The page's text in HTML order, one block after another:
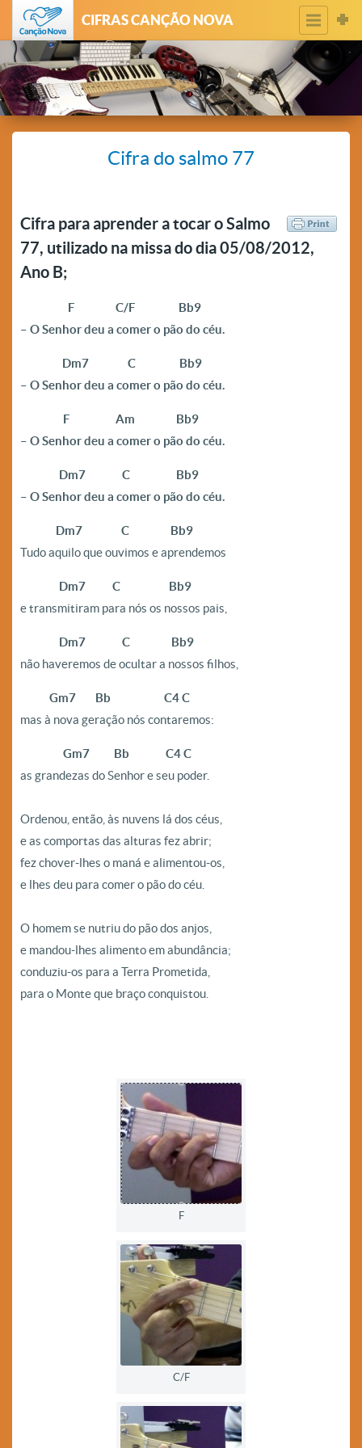
CIFRAS CANÇÃO NOVA
Cifra do salmo 77
Cifra para aprender a tocar o Salmo
77, utilizado na missa do dia 05/08/2012,
Ano B;
F C/F Bb9
– O Senhor deu a comer o pão do céu.
Dm7 C Bb9
– O Senhor deu a comer o pão do céu.
F Am Bb9
– O Senhor deu a comer o pão do céu.
Dm7 C Bb9
– O Senhor deu a comer o pão do céu.
Dm7 C Bb9
Tudo aquilo que ouvimos e aprendemos
Dm7 C Bb9
e transmitiram para nós os nossos pais,
Dm7 C Bb9
não haveremos de ocultar a nossos filhos,
Gm7 Bb C4 C
mas à nova geração nós contaremos:
Gm7 Bb C4 C
as grandezas do Senhor e seu poder.
Ordenou, então, às nuvens lá dos céus,
e as comportas das alturas fez abrir;
fez chover-lhes o maná e alimentou-os,
e lhes deu para comer o pão do céu.
O homem se nutriu do pão dos anjos,
e mandou-lhes alimento em abundância;
conduziu-os para a Terra Prometida,
para o Monte que braço conquistou.
F
C/F